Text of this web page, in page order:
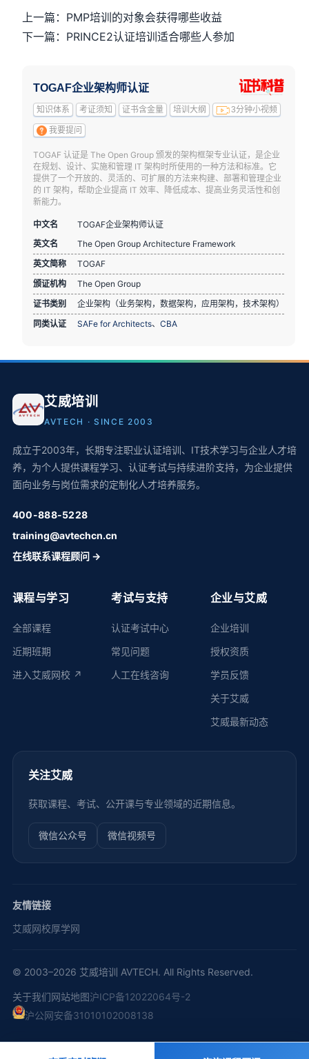
上一篇：PMP培训的对象会获得哪些收益
下一篇：PRINCE2认证培训适合哪些人参加
TOGAF企业架构师认证
知识体系 考证须知 证书含金量 培训大纲 3分钟小视频
我要提问
TOGAF 认证是 The Open Group 颁发的架构框架专业认证，是企业
在规划、设计、实施和管理 IT 架构时所使用的一种方法和标准。它
提供了一个开放的、灵活的、可扩展的方法来构建、部署和管理企业
的 IT 架构，帮助企业提高 IT 效率、降低成本、提高业务灵活性和创
新能力。
中文名
TOGAF企业架构师认证
英文名
The Open Group Architecture Framework
英文简称
TOGAF
颁证机构
The Open Group
证书类别
企业架构（业务架构，数据架构，应用架构，技术架构）
同类认证
SAFe for Architects、CBA
艾威培训
AVTECH · SINCE 2003
成立于2003年，长期专注职业认证培训、IT技术学习与企业人才培
养，为个人提供课程学习、认证考试与持续进阶支持，为企业提供
面向业务与岗位需求的定制化人才培养服务。
400-888-5228
training@avtechcn.cn
在线联系课程顾问 →
课程与学习
全部课程
近期班期
进入艾威网校 ↗
考试与支持
认证考试中心
常见问题
人工在线咨询
企业与艾威
企业培训
授权资质
学员反馈
关于艾威
艾威最新动态
关注艾威
获取课程、考试、公开课与专业领域的近期信息。
微信公众号 微信视频号
友情链接
艾威网校厚学网
© 2003–2026 艾威培训 AVTECH. All Rights Reserved.
关于我们网站地图沪ICP备12022064号-2
沪公网安备31010102008138